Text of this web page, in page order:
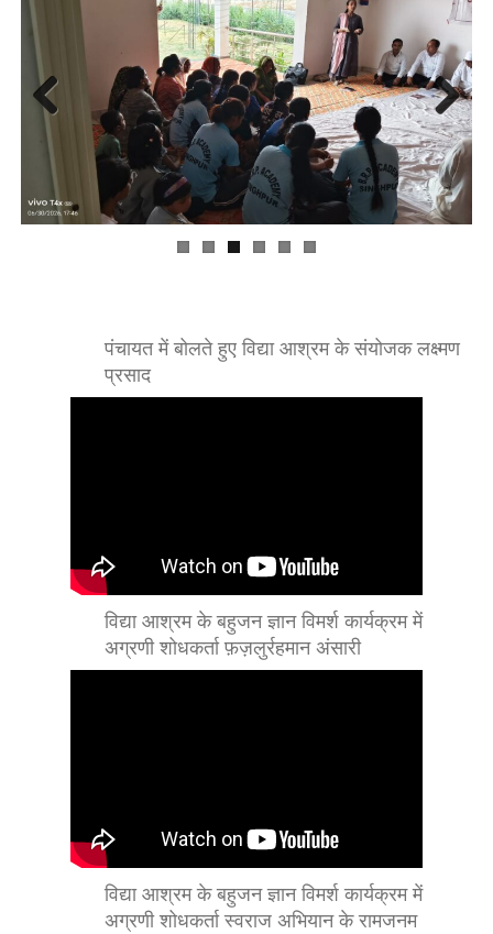
Previ
ous
Next
पंचायत में बोलते हुए विद्या आश्रम के संयोजक लक्ष्मण
प्रसाद
विद्या आश्रम के बहुजन ज्ञान विमर्श कार्यक्रम में
अग्रणी शोधकर्ता फ़ज़लुर्रहमान अंसारी
विद्या आश्रम के बहुजन ज्ञान विमर्श कार्यक्रम में
अग्रणी शोधकर्ता स्वराज अभियान के रामजनम